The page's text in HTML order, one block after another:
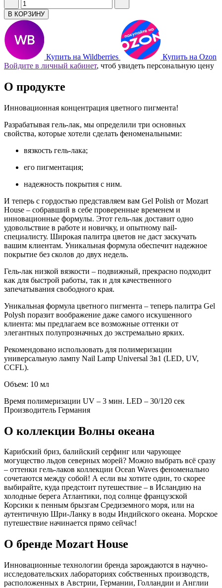
В КОРЗИНУ
Купить на Wildberries
Купить на Ozon
Войдите в личный кабинет, чтоб увидеть персональную цену
О продукте
Инновационная концентрация цветного пигмента!
Разрабатывая гель-лак, мы определили три основных
свойства, которые хотели сделать феноменальными:
вязкость гель-лака;
его пигментация;
надежность покрытия с ним.
И теперь с гордостью представляем вам Gel Polish от Mozart
House – собравший в себе проверенные временем и
инновационные формулы. Этот гель-лак доставит одно
удовольствие в работе и новичку, и опытному nail-
специалисту. Широкая палитра цветов не даст заскучать
вашим клиентам. Уникальная формула обеспечит надежное
покрытие без сколов до двух недель.
Гель-лак низкой вязкости – подвижный, прекрасно подходит
как для быстрой работы, так и для качественного
запечатывания свободного края.
Уникальная формула цветного пигмента – теперь палитра Gel
Polysh поразит воображение даже самого искушенного
клиента: мы предлагаем все возможные оттенки от
элегантных полупрозначных до экстремально ярких.
Рекомендовано использовать для полимеризации
универсальную лампу Nail Lamp Universal 3в1 (LED, UV,
CCFL).
Объем: 10 мл
Время полимеризации UV – 3 мин. LED – 30/120 сек
Производитель Германия
О коллекции Волны океана
Карибский бриз, балийский серфинг или чарующее
могущество льдов северных морей? Можно выбрать всё сразу
– оттенки гель-лаков коллекции Ocean Waves феноменально
сочетаются между собой! А если вы хотите один, то скорее
выбирайте, куда предстоит путешествие – в Исландию на
холодные берега Атлантики, под солнце французской
Корсики к пенным брызгам Средиземного моря, или на
аутентичную Шри-Ланку в воды Индийского океана. Морское
путешествие начинается прямо сейчас!
О бренде Mozart House
Инновационные технологии бренда зарождаются в научно-
исследовательских лабораториях собственных производств,
расположенных в Австрии, Германии, Голландии и Англии